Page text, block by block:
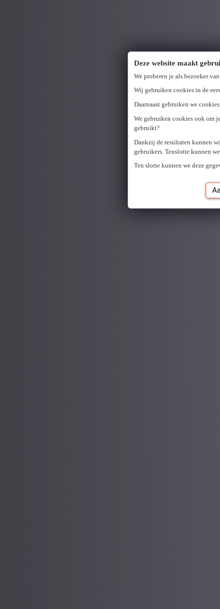
Deze website maakt
We proberen je als bezoeker
Wij gebruiken cookies in de
Daarnaast gebruiken we
We gebruiken cookies ook om
gebruikt?
Dankzij de resultaten kunnen
gebruikers. Tenslotte kunnen
Ten slotte kunnen we deze